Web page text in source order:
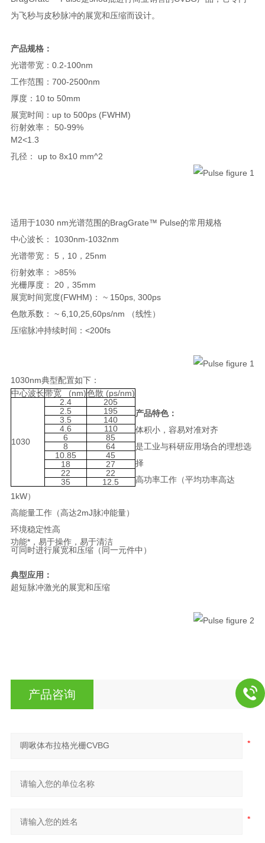
为飞秒与皮秒脉冲的展宽和压缩而设计。
产品规格：
光谱带宽：0.2-100nm
工作范围：700-2500nm
厚度：10 to 50mm
展宽时间： up to 500ps (FWHM)
衍射效率： 50-99%
M2<1.3
孔径： up to 8x10 mm^2
适用于1030 nm光谱范围的BragGrate™ Pulse的常用规格
中心波长： 1030nm-1032nm
光谱带宽： 5，10，25nm
衍射效率： >85%
光栅厚度： 20，35mm
展宽时间宽度(FWHM)： ~ 150ps, 300ps
色散系数： ~ 6,10,25,60ps/nm （线性）
压缩脉冲持续时间：<200fs
1030nm典型配置如下：
中心波长带宽 (nm)色散 (ps/nm)
1030
2.4
205
2.5
195
3.5
140
4.6
110
6
85
8
64
10.85
45
18
27
22
22
35
12.5
产品特色：
体积小，容易对准对齐
是工业与科研应用场合的理想选
择
高功率工作（平均功率高达
1kW）
高能量工作（高达2mJ脉冲能量）
环境稳定性高
功能*，易于操作，易于清洁
可同时进行展宽和压缩（同一元件中）
典型应用：
超短脉冲激光的展宽和压缩
产品咨询